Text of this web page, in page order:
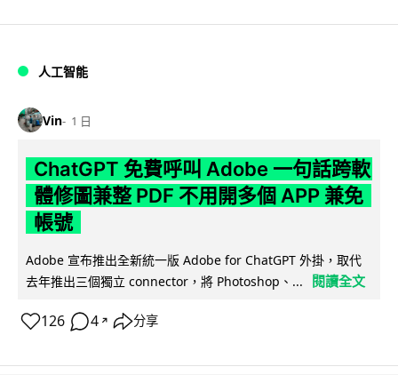
人工智能
Vin 1 日
ChatGPT 免費呼叫 Adobe 一句話跨軟
體修圖兼整 PDF 不用開多個 APP 兼免
帳號
Adobe 宣布推出全新統一版 Adobe for ChatGPT 外掛，取代
去年推出三個獨立 connector，將 Photoshop、...
閱讀全文
126 4 ↗ 分享